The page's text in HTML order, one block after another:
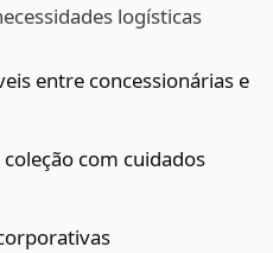
logísticas
entre concessionárias e
com cuidados